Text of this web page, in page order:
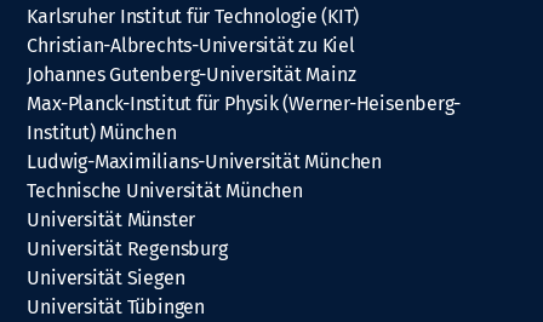
Karlsruher Institut für Technologie (KIT)
Christian-Albrechts-Universität zu Kiel
Johannes Gutenberg-Universität Mainz
Max-Planck-Institut für Physik (Werner-Heisenberg-
Institut) München
Ludwig-Maximilians-Universität München
Technische Universität München
Universität Münster
Universität Regensburg
Universität Siegen
Universität Tübingen